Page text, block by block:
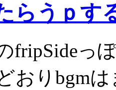
らうｐす
fripSideっ
おりbgm